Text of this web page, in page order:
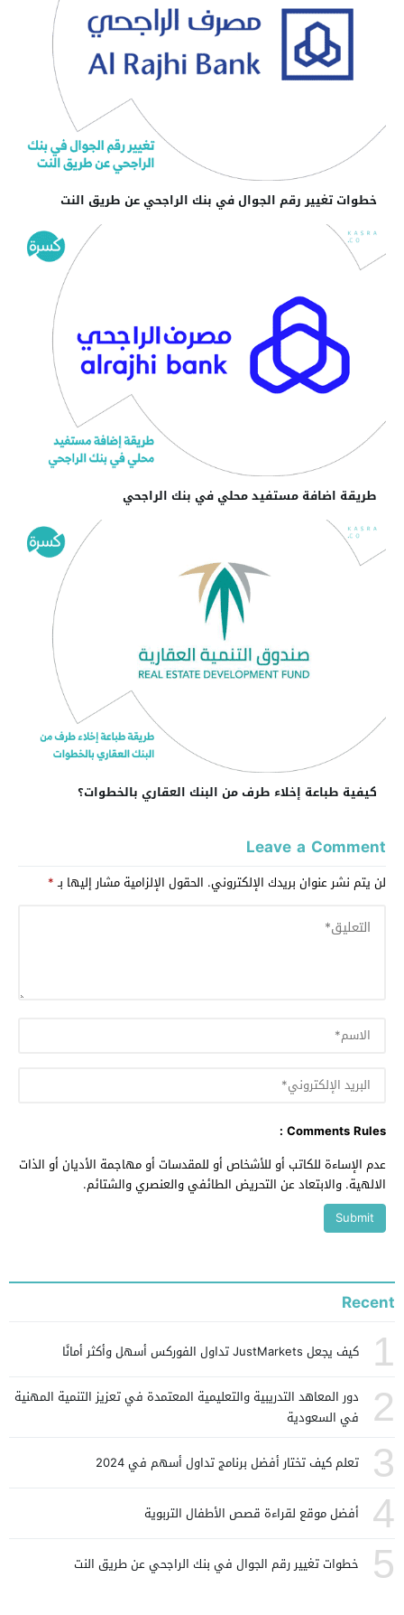
خطوات تغيير رقم الجوال في بنك الراجحي عن طريق النت
طريقة اضافة مستفيد محلي في بنك الراجحي
كيفية طباعة إخلاء طرف من البنك العقاري بالخطوات؟
Leave a Comment
لن يتم نشر عنوان بريدك الإلكتروني. الحقول الإلزامية مشار إليها بـ*
Comments Rules :
عدم الإساءة للكاتب أو للأشخاص أو للمقدسات أو مهاجمة الأديان أو الذات
الالهية. والابتعاد عن التحريض الطائفي والعنصري والشتائم.
Recent
1 كيف يجعل JustMarkets تداول الفوركس أسهل وأكثر أمانًا
2
دور المعاهد التدريبية والتعليمية المعتمدة في تعزيز التنمية المهنية
في السعودية
3 تعلم كيف تختار أفضل برنامج تداول أسهم في 2024
4 أفضل موقع لقراءة قصص الأطفال التربوية
5 خطوات تغيير رقم الجوال في بنك الراجحي عن طريق النت